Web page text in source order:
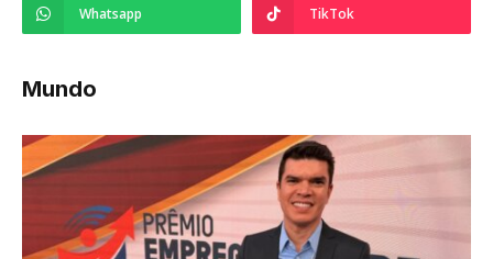
Whatsapp TikTok
Mundo